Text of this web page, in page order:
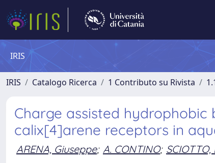
IRIS
IRIS Catalogo Ricerca 1 Contributo su Rivista
Charge assisted
calix[4]arene receptors in
ARENA, Giuseppe; A. CONTINO;